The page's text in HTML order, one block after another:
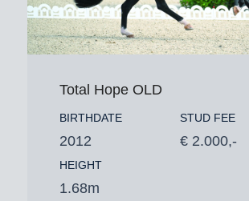
Total Hope OLD
BIRTHDATE
2012
HEIGHT
1.68m
STUD FEE
€ 2.000,-